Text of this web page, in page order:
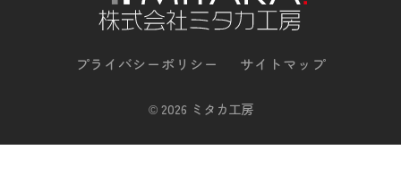
プライバシーポリシー サイトマップ
©2026 ミタカ工房